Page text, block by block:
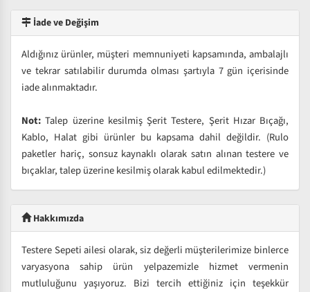
İade ve Değişim
Aldığınız ürünler, müşteri memnuniyeti kapsamında, ambalajlı
ve tekrar satılabilir durumda olması şartıyla 7 gün içerisinde
iade alınmaktadır.
Not: Talep üzerine kesilmiş Şerit Testere, Şerit Hızar Bıçağı,
Kablo, Halat gibi ürünler bu kapsama dahil değildir. (Rulo
paketler hariç, sonsuz kaynaklı olarak satın alınan testere ve
bıçaklar, talep üzerine kesilmiş olarak kabul edilmektedir.)
Hakkımızda
Testere Sepeti ailesi olarak, siz değerli müşterilerimize binlerce
varyasyona sahip ürün yelpazemizle hizmet vermenin
mutluluğunu yaşıyoruz. Bizi tercih ettiğiniz için teşekkür